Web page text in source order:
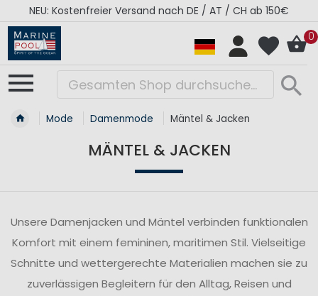
NEU: Kostenfreier Versand nach DE / AT / CH ab 150€
0
Mode Damenmode Mäntel & Jacken
MÄNTEL & JACKEN
Unsere Damenjacken und Mäntel verbinden funktionalen
Komfort mit einem femininen, maritimen Stil. Vielseitige
Schnitte und wettergerechte Materialien machen sie zu
zuverlässigen Begleitern für den Alltag, Reisen und